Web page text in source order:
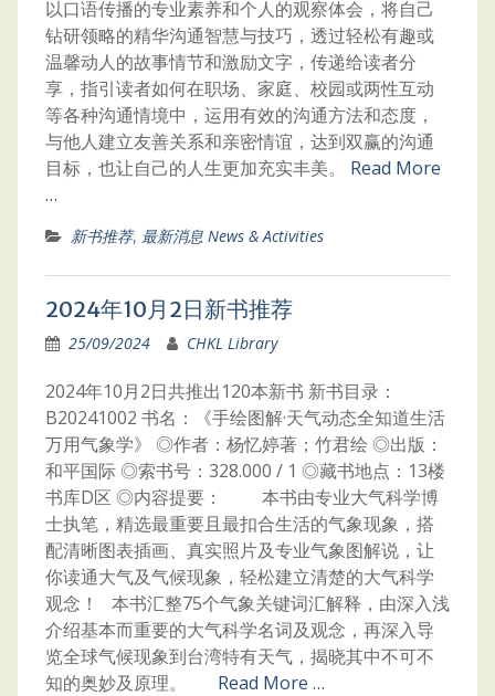
以口语传播的专业素养和个人的观察体会，将自己
钻研领略的精华沟通智慧与技巧，透过轻松有趣或
温馨动人的故事情节和激励文字，传递给读者分
享，指引读者如何在职场、家庭、校园或两性互动
等各种沟通情境中，运用有效的沟通方法和态度，
与他人建立友善关系和亲密情谊，达到双赢的沟通
目标，也让自己的人生更加充实丰美。 Read More
…
新书推荐, 最新消息 News & Activities
2024年10月2日新书推荐
25/09/2024 CHKL Library
2024年10月2日共推出120本新书 新书目录：
B20241002 书名：《手绘图解·天气动态全知道生活
万用气象学》 ◎作者：杨忆婷著；竹君绘 ◎出版：
和平国际 ◎索书号：328.000 / 1 ◎藏书地点：13楼
书库D区 ◎内容提要： 本书由专业大气科学博
士执笔，精选最重要且最扣合生活的气象现象，搭
配清晰图表插画、真实照片及专业气象图解说，让
你读通大气及气候现象，轻松建立清楚的大气科学
观念！ 本书汇整75个气象关键词汇解释，由深入浅
介绍基本而重要的大气科学名词及观念，再深入导
览全球气候现象到台湾特有天气，揭晓其中不可不
知的奥妙及原理。 Read More …